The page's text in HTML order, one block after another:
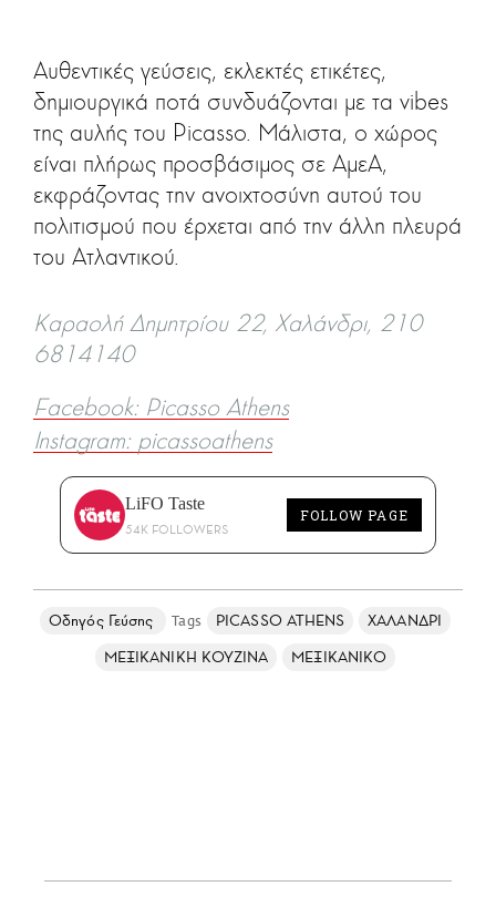
Αυθεντικές γεύσεις, εκλεκτές ετικέτες,
δημιουργικά ποτά συνδυάζονται με τα vibes
της αυλής του Picasso. Μάλιστα, ο χώρος
είναι πλήρως προσβάσιμος σε ΑμεΑ,
εκφράζοντας την ανοιχτοσύνη αυτού του
πολιτισμού που έρχεται από την άλλη πλευρά
του Ατλαντικού.
Καραολή Δημητρίου 22, Χαλάνδρι, 210
6814140
Facebook: Picasso Athens
Instagram: picassoathens
LiFO Taste
54K FOLLOWERS
FOLLOW PAGE
Οδηγός Γεύσης PICASSO ATHENS
ΧΑΛΑΝΔΡΙ
ΜΕΞΙΚΑΝΙΚΗ ΚΟΥΖΙΝΑ
ΜΕΞΙΚΑΝΙΚΟ